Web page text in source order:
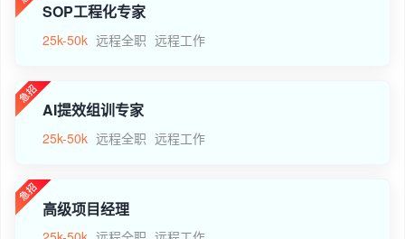
SOP工程化专家
25k-50k 远程全职 远程工作
AI提效组训专家
25k-50k 远程全职 远程工作
高级项目经理